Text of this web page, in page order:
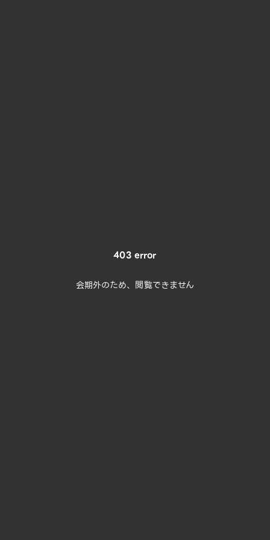
403 error
会期外のため、閲覧できません